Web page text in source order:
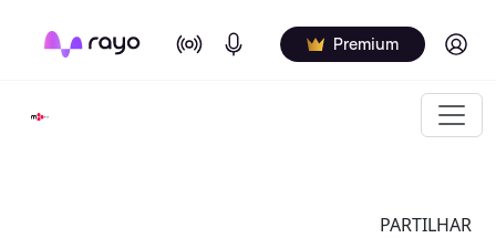
On Air Podcasts Premium Log in
PARTILHAR